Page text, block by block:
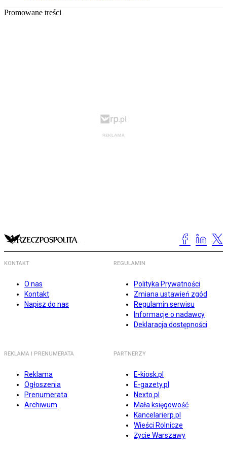
Promowane treści
KONTAKT
O nas
Kontakt
Napisz do nas
REGULAMIN
Polityka Prywatności
Zmiana ustawień zgód
Regulamin serwisu
Informacje o nadawcy
Deklaracja dostępności
REKLAMA I PRENUMERATA
Reklama
Ogłoszenia
Prenumerata
Archiwum
PARTNERZY
E-kiosk.pl
E-gazety.pl
Nexto.pl
Mała księgowość
Kancelarierp.pl
Wieści Rolnicze
Życie Warszawy